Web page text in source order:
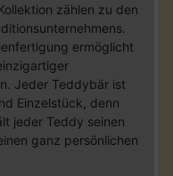
zählen zu den
ermöglicht
Jeder Teddybär ist
Einzelstück, denn
jeder Teddy seinen
ganz persönlichen